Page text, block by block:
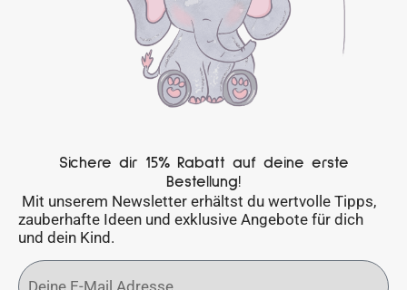
Sichere dir 15% Rabatt auf deine erste
Bestellung!
Mit unserem Newsletter erhältst du wertvolle Tipps,
zauberhafte Ideen und exklusive Angebote für dich
und dein Kind.